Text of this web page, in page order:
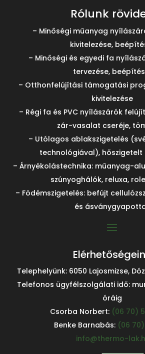
Rólunk
– Minőségi műanyag
kivitelezése,
– Minőségi és egyedi fa
tervezése,
– Otthonfelújítási támogatási
kivitelezése
– Régi fa és PVC nyílászárók
zár-vasalat cseréje,
– Utólagos ablakszigetelés
technológiával), hőszigetelt
– Árnyékolástechnika: műanyag-
szúnyoghálók, reluxa,
– Födémszigetelés: befújt
és
Telephelyünk: 6050 Lajosmizse,
Telefonos ügyfélszolgálati idő:
óráig
Csorba Norbert: (06 70)
Benke Barnabás: (06 70)
info@thermo-